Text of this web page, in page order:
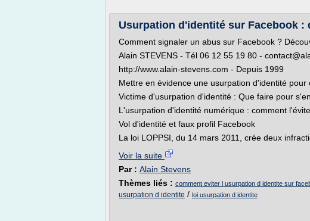
Usurpation d'identité sur Facebook
Comment signaler un abus sur Facebook ?
Alain STEVENS - Tél 06 12 55 19 80 -
http://www.alain-stevens.com - Depuis 1999
Mettre en évidence une usurpation d'identité pour
Victime d'usurpation d'identité : Que faire pour
L'usurpation d'identité numérique : comment
Vol d'identité et faux profil Facebook
La loi LOPPSI, du 14 mars 2011, crée deux
Voir la suite
Par : Alain Stevens
Thèmes liés : comment eviter l usurpation d identite sur
usurpation d identite / loi usurpation d identite